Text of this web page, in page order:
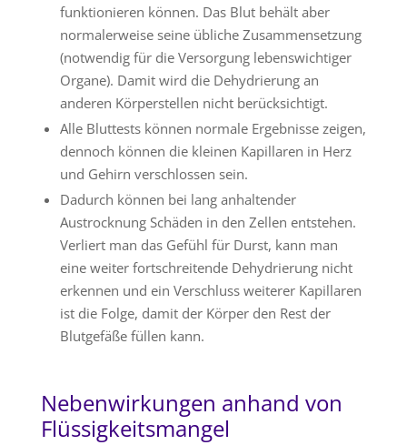
funktionieren können. Das Blut behält aber
normalerweise seine übliche Zusammensetzung
(notwendig für die Versorgung lebenswichtiger
Organe). Damit wird die Dehydrierung an
anderen Körperstellen nicht berücksichtigt.
Alle Bluttests können normale Ergebnisse zeigen,
dennoch können die kleinen Kapillaren in Herz
und Gehirn verschlossen sein.
Dadurch können bei lang anhaltender
Austrocknung Schäden in den Zellen entstehen.
Verliert man das Gefühl für Durst, kann man
eine weiter fortschreitende Dehydrierung nicht
erkennen und ein Verschluss weiterer Kapillaren
ist die Folge, damit der Körper den Rest der
Blutgefäße füllen kann.
Nebenwirkungen anhand von
Flüssigkeitsmangel